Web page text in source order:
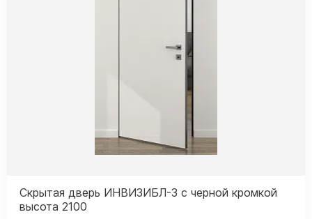
Скрытая дверь ИНВИЗИБЛ-3 с черной кромкой
высота 2100